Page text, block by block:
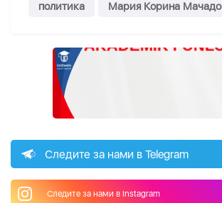
политика
Мария Корина Мачадо
Следите за нами в Telegram
Следите за нами в Instagram